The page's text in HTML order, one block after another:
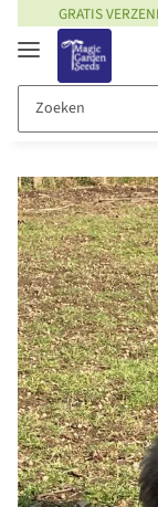
GRATIS